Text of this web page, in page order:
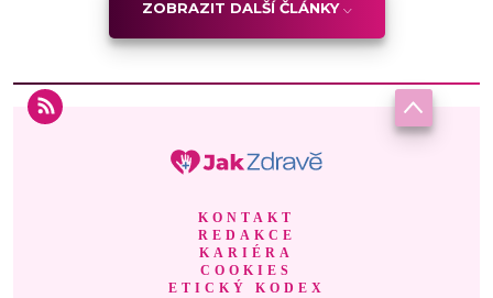
ZOBRAZIT DALŠÍ ČLÁNKY
KONTAKT
REDAKCE
KARIÉRA
COOKIES
ETICKÝ KODEX